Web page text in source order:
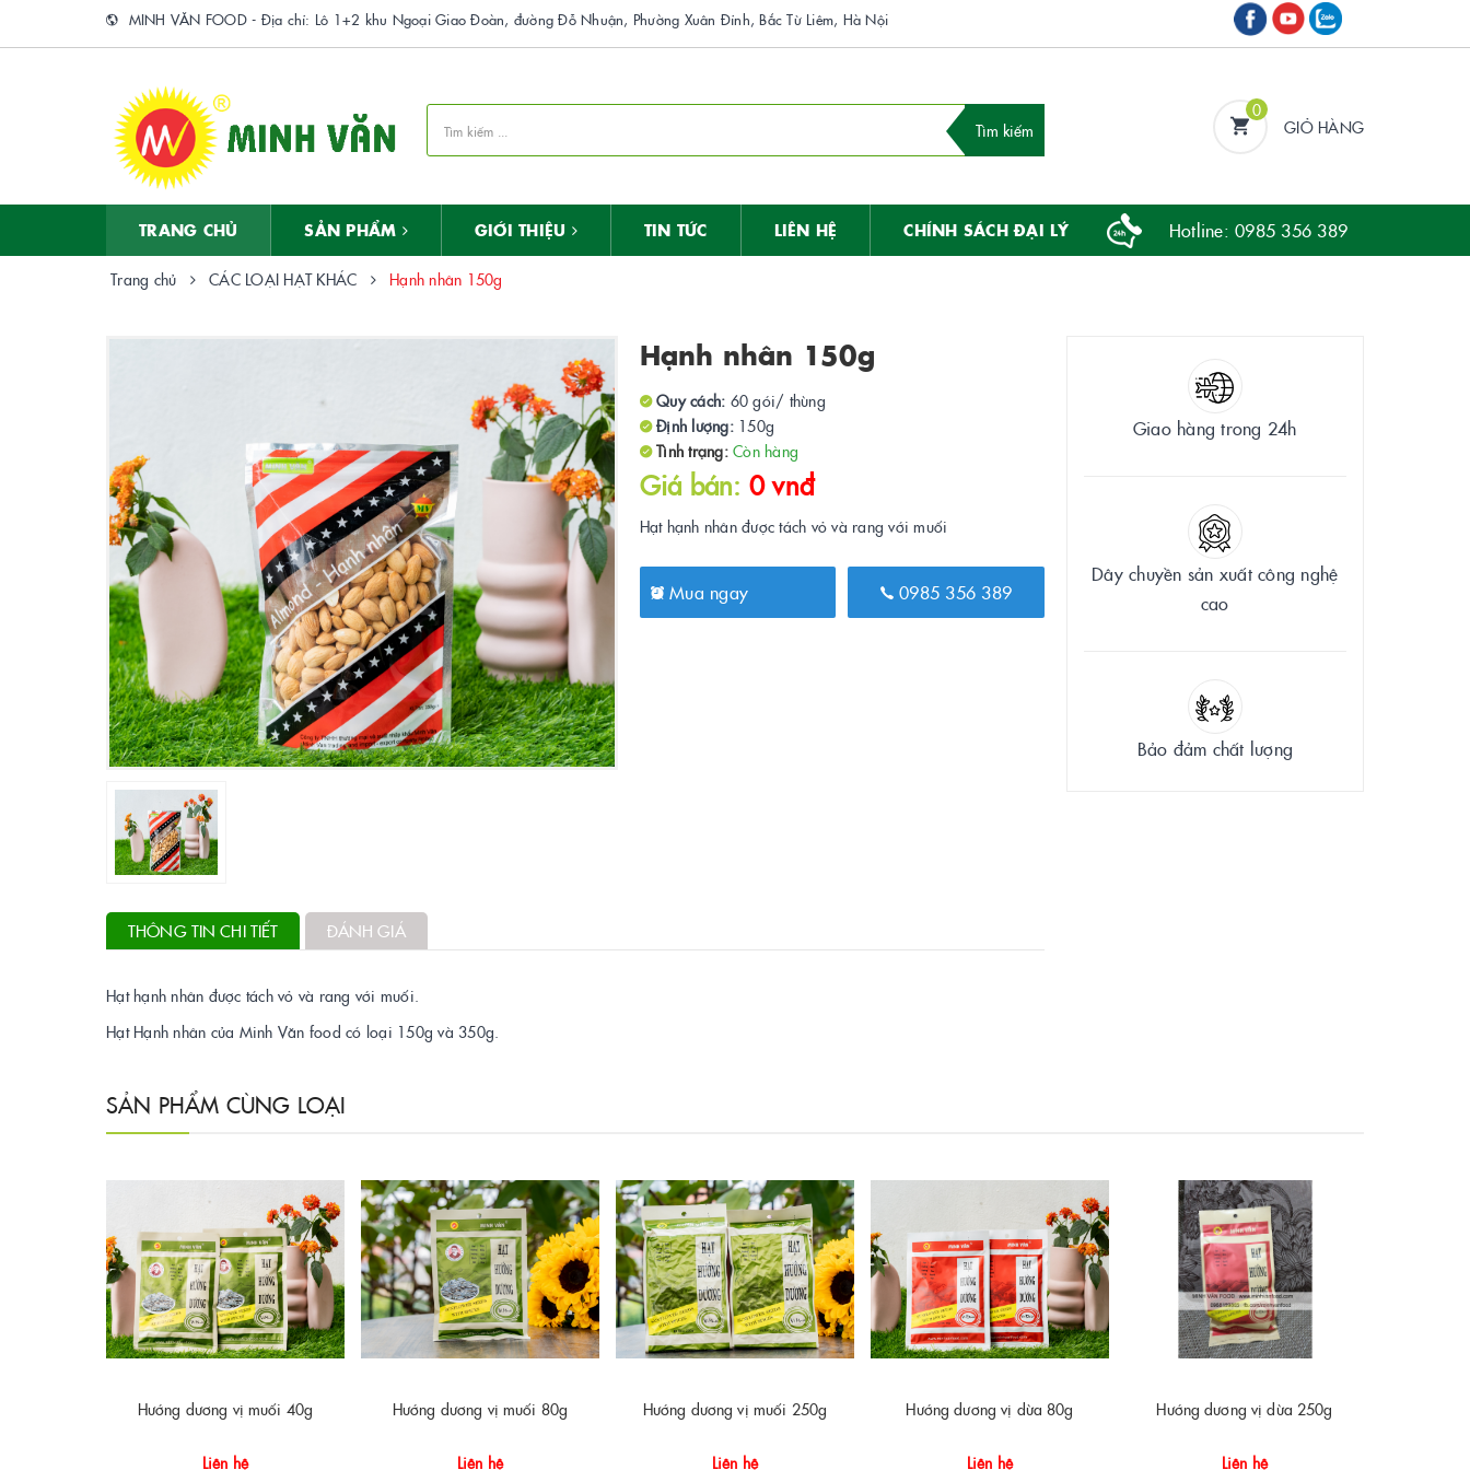
MINH VĂN FOOD - Địa chỉ: Lô 1+2 khu Ngoại Giao Đoàn, đường Đỗ Nhuận, Phường Xuân Đỉnh, Bắc Từ Liêm, Hà Nội
0
GIỎ HÀNG
TRANG CHỦ SẢN PHẨM GIỚI THIỆU TIN TỨC LIÊN HỆ CHÍNH SÁCH ĐẠI LÝ Hotline: 0985 356 389
Trang chủ CÁC LOẠI HẠT KHÁC Hạnh nhân 150g
Hạnh nhân 150g
Quy cách: 60 gói/ thùng
Định lượng: 150g
Tình trạng: Còn hàng
Giá bán: 0 vnđ
Hạt hạnh nhân được tách vỏ và rang với muối
Mua ngay 0985 356 389
Giao hàng trong 24h
Dây chuyền sản xuất công nghệ
cao
Bảo đảm chất lượng
THÔNG TIN CHI TIẾT ĐÁNH GIÁ
Hạt hạnh nhân được tách vỏ và rang với muối.
Hạt Hạnh nhân của Minh Văn food có loại 150g và 350g.
SẢN PHẨM CÙNG LOẠI
Hướng dương vị muối 40g
Liên hệ
Hướng dương vị muối 80g
Liên hệ
Hướng dương vị muối 250g
Liên hệ
Hướng dương vị dừa 80g
Liên hệ
Hướng dương vị dừa 250g
Liên hệ